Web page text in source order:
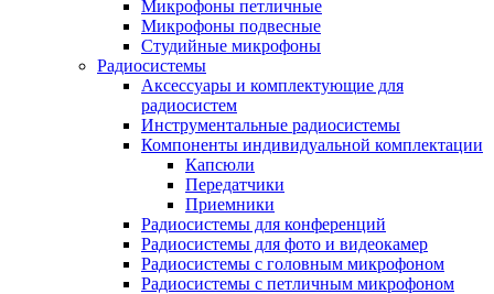
Микрофоны петличные
Микрофоны подвесные
Студийные микрофоны
Радиосистемы
Аксессуары и комплектующие для
радиосистем
Инструментальные радиосистемы
Компоненты индивидуальной комплектации
Капсюли
Передатчики
Приемники
Радиосистемы для конференций
Радиосистемы для фото и видеокамер
Радиосистемы с головным микрофоном
Радиосистемы с петличным микрофоном